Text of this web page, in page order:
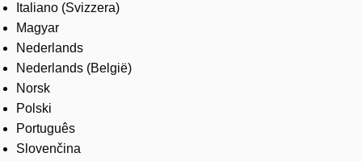
Italiano (Svizzera)
Magyar
Nederlands
Nederlands (België)
Norsk
Polski
Português
Slovenčina